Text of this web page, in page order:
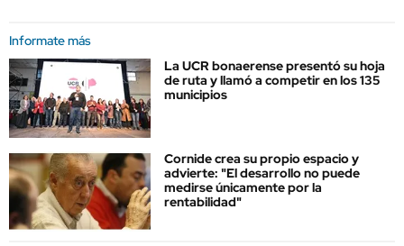
Informate más
La UCR bonaerense presentó su hoja
de ruta y llamó a competir en los 135
municipios
Cornide crea su propio espacio y
advierte: "El desarrollo no puede
medirse únicamente por la
rentabilidad"